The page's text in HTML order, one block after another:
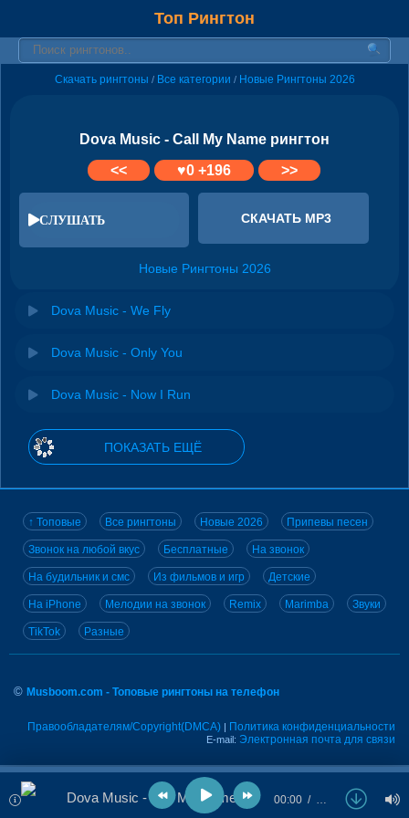
Топ Рингтон
Скачать рингтоны / Все категории / Новые Рингтоны 2026
Dova Music - Call My Name рингтон
<<
♥0+196 >>
СЛУШАТЬ СКАЧАТЬ MP3
Новые Рингтоны 2026
Dova Music - We Fly
Dova Music - Only You
Dova Music - Now I Run
ПОКАЗАТЬ ЕЩЁ
↑ Топовые Все рингтоны Новые 2026 Припевы песен
Звонок на любой вкус Бесплатные На звонок
На будильник и смс Из фильмов и игр Детские
На iPhone Мелодии на звонок Remix Marimba Звуки
TikTok Разные
© Musboom.com - Топовые рингтоны на телефон
Правообладателям/Copyright(DMCA) | Политика конфиденциальности
E-mail: Электронная почта для связи
Dova Music - Call My Name 00:00 …